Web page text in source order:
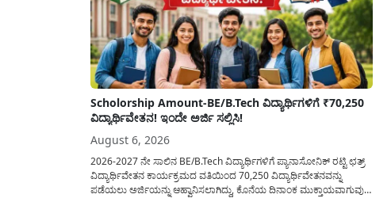
Scholorship Amount-BE/B.Tech ವಿದ್ಯಾರ್ಥಿಗಳಿಗೆ ₹70,250
ವಿದ್ಯಾರ್ಥಿವೇತನ! ಇಂದೇ ಅರ್ಜಿ ಸಲ್ಲಿಸಿ!
August 6, 2026
2026-2027 ನೇ ಸಾಲಿನ BE/B.Tech ವಿದ್ಯಾರ್ಥಿಗಳಿಗೆ ಪ್ಯಾನಾಸೋನಿಕ್ ರಟ್ಟಿ ಛತ್ರ್
ವಿದ್ಯಾರ್ಥಿವೇತನ ಕಾರ್ಯಕ್ರಮದ ವತಿಯಿಂದ 70,250 ವಿದ್ಯಾರ್ಥಿವೇತನವನ್ನು
ಪಡೆಯಲು ಅರ್ಜಿಯನ್ನು ಆಹ್ವಾನಿಸಲಾಗಿದ್ದು, ಕೊನೆಯ ದಿನಾಂಕ ಮುಕ್ತಾಯವಾಗುವುದ